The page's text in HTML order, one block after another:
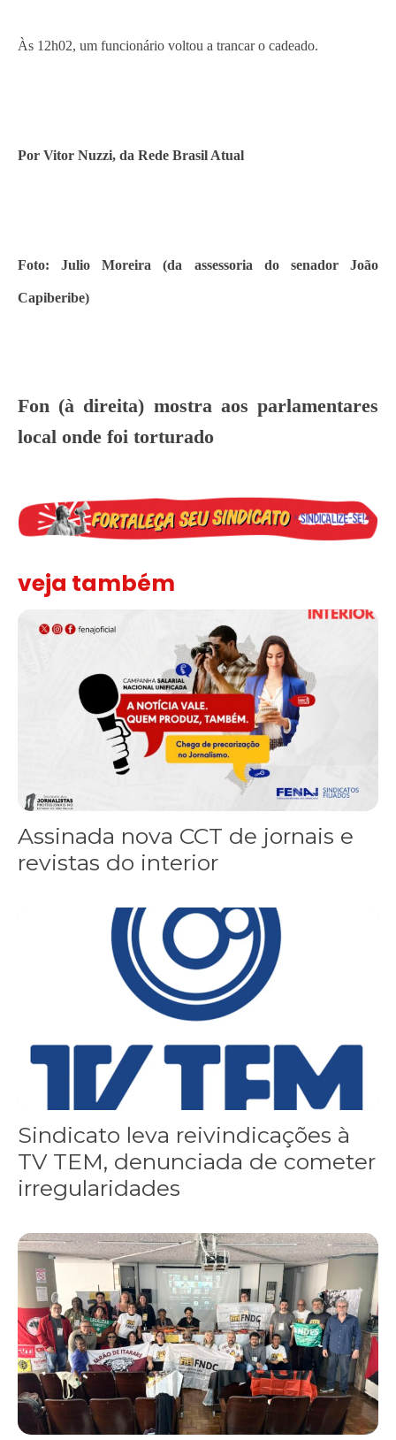
Às 12h02, um funcionário voltou a trancar o cadeado.
Por Vitor Nuzzi, da Rede Brasil Atual
Foto: Julio Moreira (da assessoria do senador João
Capiberibe)
Fon (à direita) mostra aos parlamentares
local onde foi torturado
veja também
Assinada nova CCT de jornais e revistas do interior
Assinada nova CCT de jornais e
revistas do interior
Sindicato leva reivindicações à TV TEM, denunciada de cometer
Sindicato leva reivindicações à
TV TEM, denunciada de cometer
irregularidades
FNDC aprova plataforma de 20 pontos para as eleições 2026